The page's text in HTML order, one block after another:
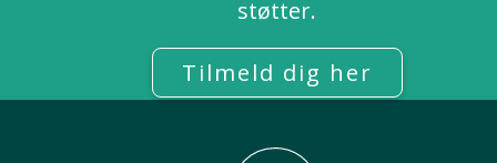
støtter.
Tilmeld dig her